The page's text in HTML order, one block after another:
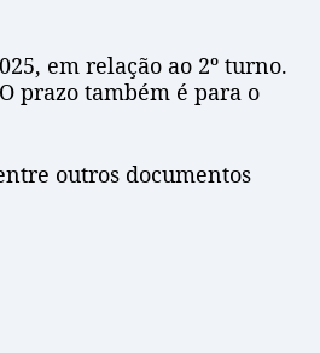
em relação ao 2º turno.
prazo também é para o
outros documentos